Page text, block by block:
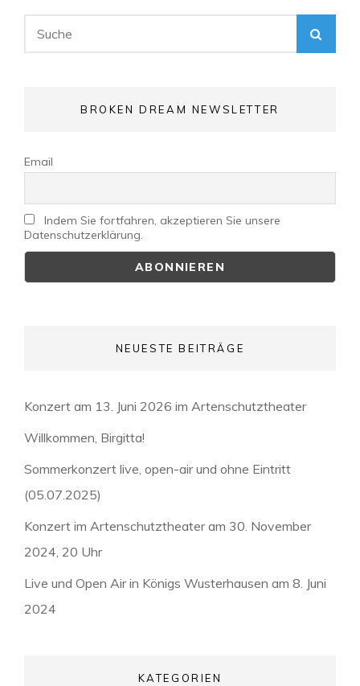
for:
BROKEN DREAM NEWSLETTER
Email
Indem Sie fortfahren, akzeptieren Sie unsere
Datenschutzerklärung.
NEUESTE BEITRÄGE
Konzert am 13. Juni 2026 im Artenschutztheater
Willkommen, Birgitta!
Sommerkonzert live, open-air und ohne Eintritt
(05.07.2025)
Konzert im Artenschutztheater am 30. November
2024, 20 Uhr
Live und Open Air in Königs Wusterhausen am 8. Juni
2024
KATEGORIEN